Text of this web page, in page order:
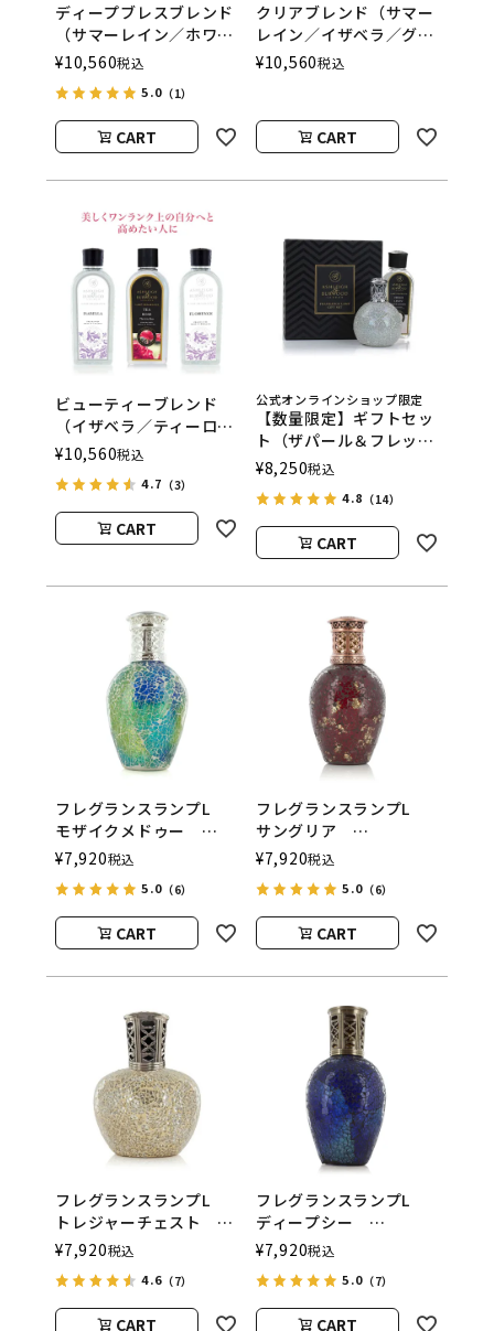
ディープブレスブレンド
（サマーレイン／ホワイ
トティー／ピオニー）
フレグランスランプ用オ
イル
ASHLEIGH&BURWOOD
（アシュレイアンドバー
¥10,560税込
5.0 （1）
CART
クリアブレンド（サマー
レイン／イザベラ／グリ
ーンバンブー） フレグ
ランスランプ用オイル
（アシュレイアンドバー
ウッド）
¥10,560税込
CART
ビューティーブレンド
（イザベラ／ティーロー
ズ／フローレンス） フ
レグランスランプ用オイ
ル
ASHLEIGH&BURWOOD
（アシュレイアンドバー
¥10,560税込
4.7 （3）
CART
公式オンラインショップ限定
【数量限定】ギフトセッ
ト（ザパール＆フレッシ
ュリネン）
ASHLEIGH&BURWOOD
（アシュレイアンドバー
ウッド）
¥8,250税込
4.8 （14）
CART
フレグランスランプL
モザイクメドゥー
ASHLEIGH&BURWOOD
（アシュレイアンドバー
ウッド）
¥7,920税込
5.0 （6）
CART
フレグランスランプL
サングリア
ASHLEIGH&BURWOOD
（アシュレイアンドバー
ウッド）
¥7,920税込
5.0（6）
CART
フレグランスランプL
トレジャーチェスト
ASHLEIGH&BURWOOD
（アシュレイアンドバー
ウッド）
¥7,920税込
4.6 （7）
CART
フレグランスランプL
ディープシー
ASHLEIGH&BURWOOD
（アシュレイアンドバー
ウッド）
¥7,920税込
5.0（7）
CART